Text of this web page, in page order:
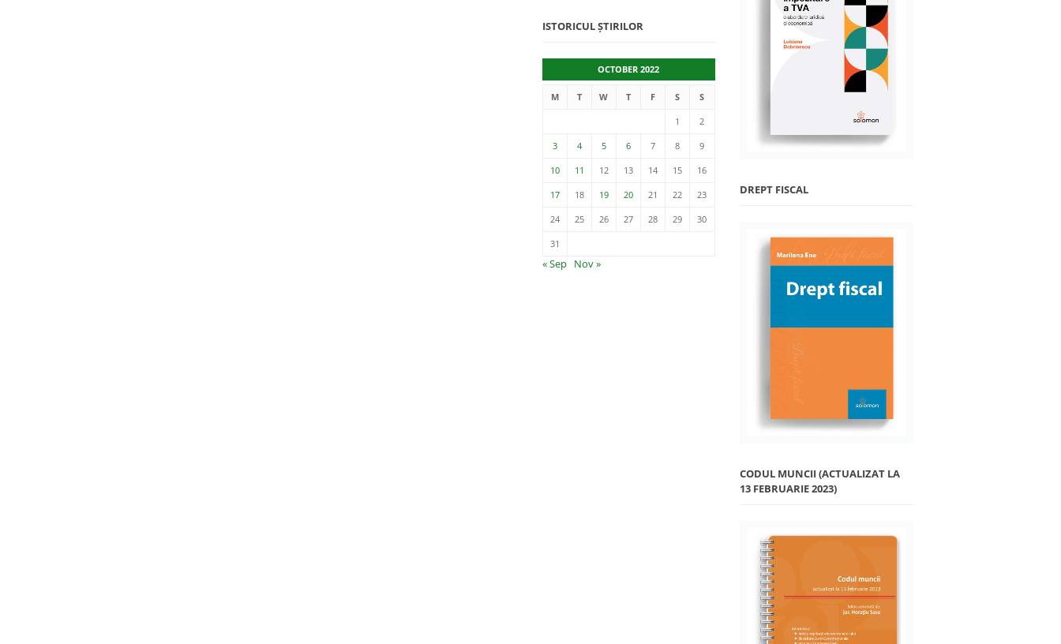
ISTORICUL ȘTIRILOR
OCTOBER 2022
M T W T F S S
1 2
3 4 5 6 7 8 9
10 11 12 13 14 15 16
17 18 19 20 21 22 23
24 25 26 27 28 29 30
31
« Sep Nov »
DREPT FISCAL
CODUL MUNCII (ACTUALIZAT LA
13 FEBRUARIE 2023)